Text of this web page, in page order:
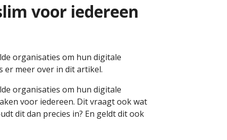
voor iedereen
organisaties om hun digitale
er meer over in dit artikel.
organisaties om hun digitale
voor iedereen. Dit vraagt ook wat
dit dan precies in? En geldt dit ook